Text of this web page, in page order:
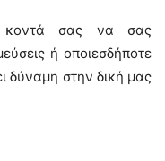
κοντά σας να σας
ή οποιεσδήποτε
δύναμη στην δική μας